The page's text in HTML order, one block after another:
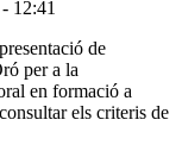
12:41
de
per a la
en formació a
els criteris de